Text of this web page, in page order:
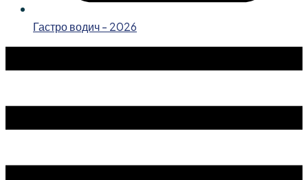
Гастро водич - 2026